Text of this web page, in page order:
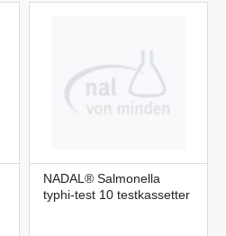
NADAL® Salmonella
typhi-test 10 testkassetter